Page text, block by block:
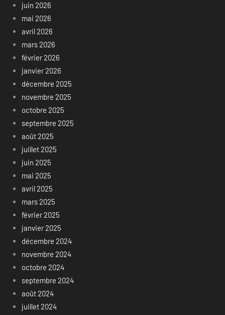
juin 2026
mai 2026
avril 2026
mars 2026
février 2026
janvier 2026
décembre 2025
novembre 2025
octobre 2025
septembre 2025
août 2025
juillet 2025
juin 2025
mai 2025
avril 2025
mars 2025
février 2025
janvier 2025
décembre 2024
novembre 2024
octobre 2024
septembre 2024
août 2024
juillet 2024